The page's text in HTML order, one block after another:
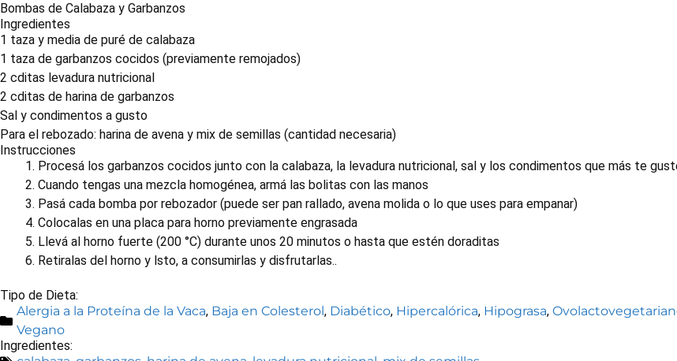
Bombas de Calabaza y Garbanzos
Ingredientes
1 taza y media de puré de calabaza
1 taza de garbanzos cocidos (previamente remojados)
2 cditas levadura nutricional
2 cditas de harina de garbanzos
Sal y condimentos a gusto
Para el rebozado: harina de avena y mix de semillas (cantidad necesaria)
Instrucciones
Procesá los garbanzos cocidos junto con la calabaza, la levadura nutricional, sal y los condimentos que más te
Cuando tengas una mezcla homogénea, armá las bolitas con las manos
Pasá cada bomba por rebozador (puede ser pan rallado, avena molida o lo que uses para empanar)
Colocalas en una placa para horno previamente engrasada
Llevá al horno fuerte (200 °C) durante unos 20 minutos o hasta que estén doraditas
Retiralas del horno y lsto, a consumirlas y disfrutarlas..
Tipo de Dieta:
Alergia a la Proteína de la Vaca, Baja en Colesterol, Diabético, Hipercalórica, Hipograsa,
Vegano
Ingredientes: